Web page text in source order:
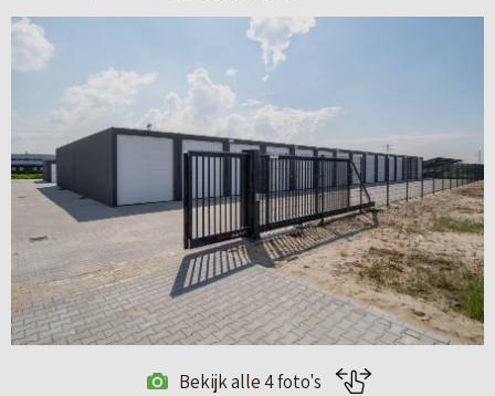
Bekijk alle 4 foto's